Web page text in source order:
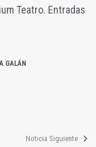
Teatro. Entradas
GALÁN
Noticia Siguiente